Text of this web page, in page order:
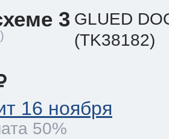
3 GLUED
(TK38182)
16 ноября
50%